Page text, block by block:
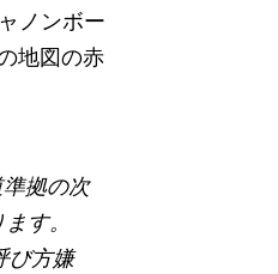
ノンボー
地図の赤
拠の次
す。
び方嫌